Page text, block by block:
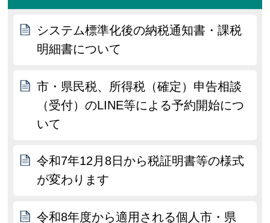
システム標準化後の納税通知書・課税
明細書について
市・県民税、所得税（確定）申告相談
（受付）のLINE等による予約開始につ
いて
令和7年12月8日から税証明書等の様式
が変わります
令和8年度から適用される個人市・県